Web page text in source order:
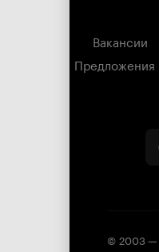
Вакансии
Предложения
© 2003 —